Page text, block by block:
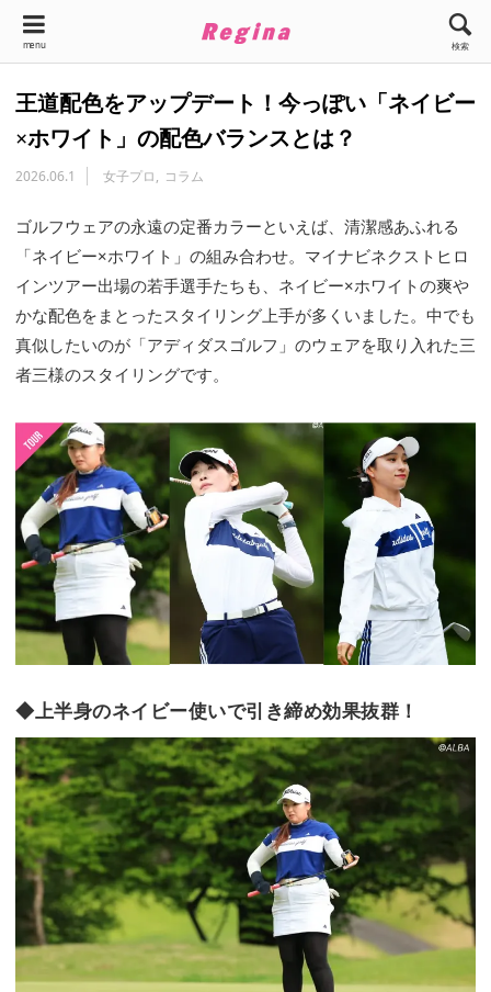
menu 検索
王道配色をアップデート！今っぽい「ネイビー
×ホワイト」の配色バランスとは？
2026.06.1 女子プロ コラム
ゴルフウェアの永遠の定番カラーといえば、清潔感あふれる
「ネイビー×ホワイト」の組み合わせ。マイナビネクストヒロ
インツアー出場の若手選手たちも、ネイビー×ホワイトの爽や
かな配色をまとったスタイリング上手が多くいました。中でも
真似したいのが「アディダスゴルフ」のウェアを取り入れた三
者三様のスタイリングです。
◆上半身のネイビー使いで引き締め効果抜群！